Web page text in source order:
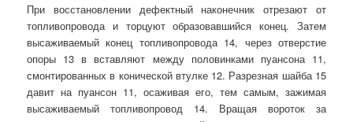
При восстановлении дефектный наконечник отрезают от
топливопровода и торцуют образовавшийся конец. Затем
высаживаемый конец топливопровода 14, через отверстие
опоры 13 в вставляют между половинками пуансона 11,
смонтированных в конической втулке 12. Разрезная шайба 15
давит на пуансон 11, осаживая его, тем самым, зажимая
высаживаемый топливопровод 14. Вращая вороток за